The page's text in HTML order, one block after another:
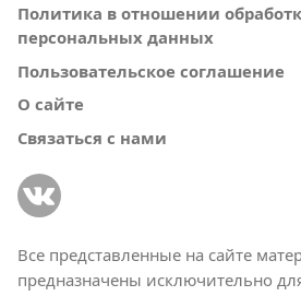
Политика в отношении
персональных данных
Пользовательское соглашение
О сайте
Связаться с нами
Все представленные на сайте
предназначены исключительно